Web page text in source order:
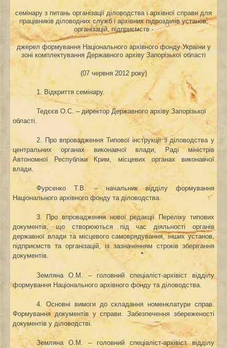
семінару з питань організації діловодства і архівної справи для
працівників діловодних служб і архівних підрозділів установ,
організацій, підприємств -
джерел формування Національного архівного фонду України у
зоні комплектування Державного архіву Запорізької області
(07 червня 2012 року)
1. Відкриття семінару.
Тедєєв О.С. – директор Державного архіву Запорізької
області.
2. Про впровадження Типової інструкції з діловодства у
центральних органах виконавчої
влади, Раді міністрів
Автономної Республіки Крим, місцевих органах виконавчої
влади.
Фурсенко Т.В. – начальник відділу формування
Національного архівного фонду та діловодства.
3. Про впровадження нової редакції Переліку типових
документів, що створюються під час діяльності органів
державної влади та місцевого самоврядування, інших установ,
підприємств та організацій, із зазначенням строків зберігання
документів.
Земляна О.М. – головний спеціаліст-архівіст відділу
формування Національного архівного фонду та діловодства.
4. Основні вимоги до складання номенклатури справ.
Формування документів у справи. Забезпечення збереженості
документів у діловодстві.
Земляна О.М. – головний спеціаліст-архівіст відділу